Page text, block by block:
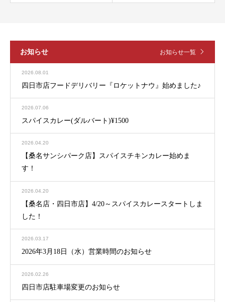
お知らせ お知らせ一覧
2026.08.01
四日市店フードデリバリー『ロケットナウ』始めました♪
2026.07.06
スパイスカレー(ダルバート)¥1500
2026.04.20
【桑名サンシパーク店】スパイスチキンカレー始めま
す！
2026.04.20
【桑名店・四日市店】4/20～スパイスカレースタートしま
した！
2026.03.17
2026年3月18日（水）営業時間のお知らせ
2026.02.26
四日市店駐車場変更のお知らせ